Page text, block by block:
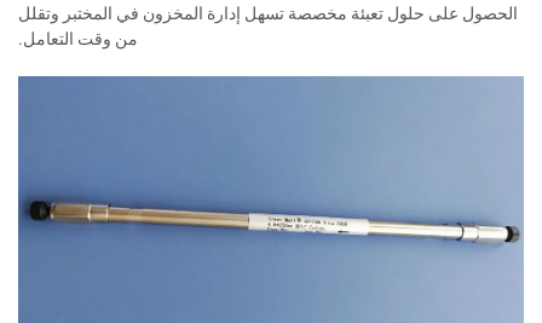
الحصول على حلول تعبئة مخصصة تسهل إدارة المخزون في المختبر وتقلل
من وقت التعامل.